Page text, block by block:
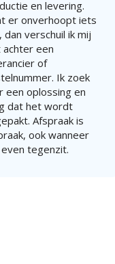
en levering.
er onverhoopt iets
dan verschuil ik mij
achter een
of
Ik zoek
een oplossing en
dat het wordt
Afspraak is
ook wanneer
tegenzit.